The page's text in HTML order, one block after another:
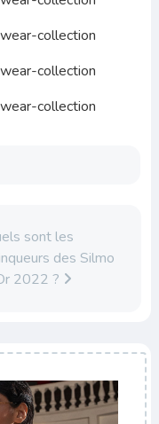
sont les
des Silmo
2022 ?